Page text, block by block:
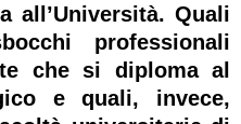
all’Università. Quali
professionali
che si diploma al
e quali, invece,